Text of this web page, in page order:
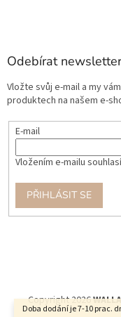
Doba dodání je 7-10 prac.
Odebírat newsletter
Vložte svůj e-mail a my
produktech na našem e-
E-mail
Vložením e-mailu
PŘIHLÁSIT SE
Copyright 2026